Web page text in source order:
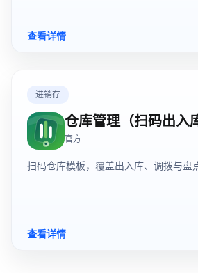
查看详情
进销存
仓库管理（扫码出入
官方
扫码仓库模板，覆盖出入库、调拨与盘
查看详情